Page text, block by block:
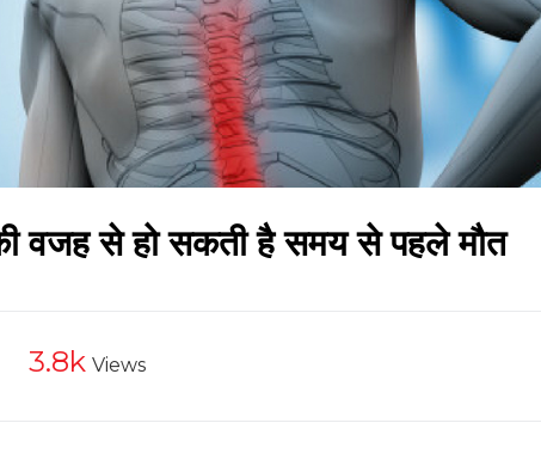
वजह से हो सकती है समय से पहले मौत
3.8k Views